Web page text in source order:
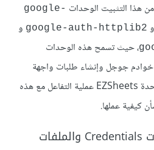
google-
و google-auth-httplib2 و
، حيث تسمح هذه الوحدات
جوجل وإنشاء طلبات واجهة
. تعالج وحدة EZSheets عملية التفاعل مع هذه
كيفية عملها.
الحصول على الاعتماديات Credentials والملفات